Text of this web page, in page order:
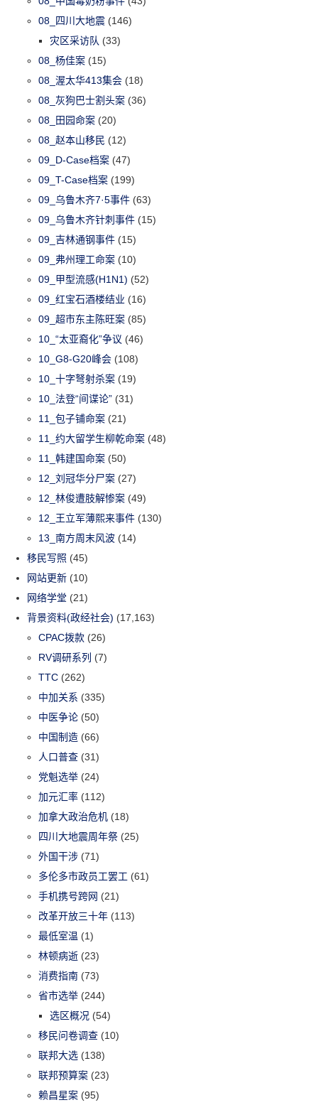
08_四川大地震 (146)
灾区采访队 (33)
08_杨佳案 (15)
08_渥太华413集会 (18)
08_灰狗巴士割头案 (36)
08_田园命案 (20)
08_赵本山移民 (12)
09_D-Case档案 (47)
09_T-Case档案 (199)
09_乌鲁木齐7·5事件 (63)
09_乌鲁木齐针刺事件 (15)
09_吉林通钢事件 (15)
09_弗州理工命案 (10)
09_甲型流感(H1N1) (52)
09_红宝石酒楼结业 (16)
09_超市东主陈旺案 (85)
10_“太亚裔化”争议 (46)
10_G8-G20峰会 (108)
10_十字弩射杀案 (19)
10_法登“间谍论” (31)
11_包子铺命案 (21)
11_约大留学生柳乾命案 (48)
11_韩建国命案 (50)
12_刘冠华分尸案 (27)
12_林俊遭肢解惨案 (49)
12_王立军薄熙来事件 (130)
13_南方周末风波 (14)
移民写照 (45)
网站更新 (10)
网络学堂 (21)
背景资料(政经社会) (17,163)
CPAC拨款 (26)
RV调研系列 (7)
TTC (262)
中加关系 (335)
中医争论 (50)
中国制造 (66)
人口普查 (31)
党魁选举 (24)
加元汇率 (112)
加拿大政治危机 (18)
四川大地震周年祭 (25)
外国干涉 (71)
多伦多市政员工罢工 (61)
手机携号跨网 (21)
改革开放三十年 (113)
最低室温 (1)
林顿病逝 (23)
消费指南 (73)
省市选举 (244)
选区概况 (54)
移民问卷调查 (10)
联邦大选 (138)
联邦预算案 (23)
赖昌星案 (95)